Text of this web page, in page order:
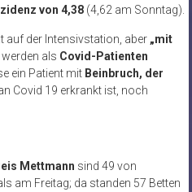
von 4,38 (4,62 am Sonntag).
auf der Intensivstation, aber „mit
, werden als Covid-Patienten
ein Patient mit Beinbruch, der
Covid 19 erkrankt ist, noch
Mettmann sind 49 von
am Freitag; da standen 57 Betten